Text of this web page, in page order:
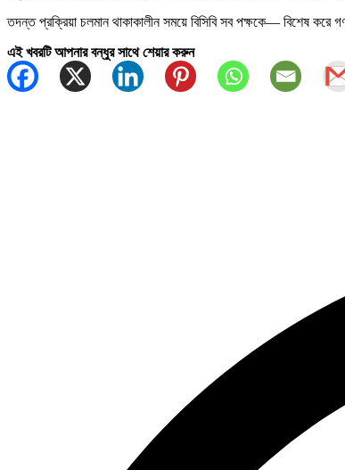
তদন্ত প্রক্রিয়া চলমান থাকাকালীন সময়ে বিসিবি সব পক্ষকে— বিশেষ করে
এই খবরটি আপনার বন্ধুর সাথে শেয়ার করুন